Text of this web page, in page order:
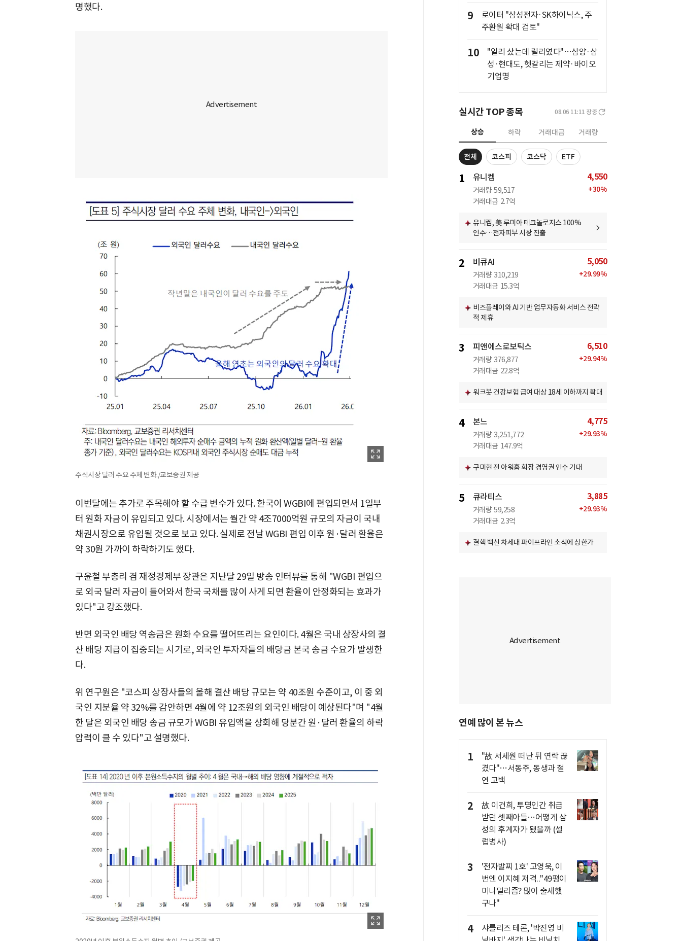
명했다.
주식시장 달러 수요 주체 변화./교보증권 제공
이번달에는 추가로 주목해야 할 수급 변수가 있다. 한국이 WGBI에 편입되면서 1일부
터 원화 자금이 유입되고 있다. 시장에서는 월간 약 4조7000억원 규모의 자금이 국내
채권시장으로 유입될 것으로 보고 있다. 실제로 전날 WGBI 편입 이후 원·달러 환율은
약 30원 가까이 하락하기도 했다.
구윤철 부총리 겸 재정경제부 장관은 지난달 29일 방송 인터뷰를 통해 "WGBI 편입으
로 외국 달러 자금이 들어와서 한국 국채를 많이 사게 되면 환율이 안정화되는 효과가
있다"고 강조했다.
반면 외국인 배당 역송금은 원화 수요를 떨어뜨리는 요인이다. 4월은 국내 상장사의 결
산 배당 지급이 집중되는 시기로, 외국인 투자자들의 배당금 본국 송금 수요가 발생한
다.
위 연구원은 "코스피 상장사들의 올해 결산 배당 규모는 약 40조원 수준이고, 이 중 외
국인 지분율 약 32%를 감안하면 4월에 약 12조원의 외국인 배당이 예상된다"며 "4월
한 달은 외국인 배당 송금 규모가 WGBI 유입액을 상회해 당분간 원·달러 환율의 하락
압력이 클 수 있다"고 설명했다.
9
로이터 "삼성전자·SK하이닉스, 주
주환원 확대 검토"
10
"일리 샀는데 릴리였다"…삼양·삼
성·현대도, 헷갈리는 제약·바이오
기업명
실시간 TOP 종목 08.06 11:11 장중
상승 하락 거래대금 거래량
전체 코스피 코스닥 ETF
1 유니켐
거래량 59,517
거래대금 2.7억
4,550
+30%
유니켐, 美 루미아 테크놀로지스 100%
인수…전자피부 시장 진출
2 비큐AI
거래량 310,219
거래대금 15.3억
5,050
+29.99%
비즈플레이와 AI 기반 업무자동화 서비스 전략
적 제휴
3 피앤에스로보틱스
거래량 376,877
거래대금 22.8억
6,510
+29.94%
워크봇 건강보험 급여 대상 18세 이하까지 확대
4 본느
거래량 3,251,772
거래대금 147.9억
4,775
+29.93%
구미현 전 아워홈 회장 경영권 인수 기대
5 큐라티스
거래량 59,258
거래대금 2.3억
3,885
+29.93%
결핵 백신 차세대 파이프라인 소식에 상한가
연예 많이 본 뉴스
1
"故 서세원 떠난 뒤 연락 끊
겼다"…서동주, 동생과 절
연 고백
2
故 이건희, 투명인간 취급
받던 셋째아들…어떻게 삼
성의 후계자가 됐을까 (셀
럽병사)
3
'전자발찌 1호' 고영욱, 이
번엔 이지혜 저격.."49평이
미니멀리즘? 많이 출세했
구나"
4
샤를리즈 테론, '박진영 비